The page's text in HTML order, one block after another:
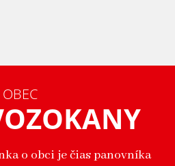
OBEC
o obci je čias panovníka